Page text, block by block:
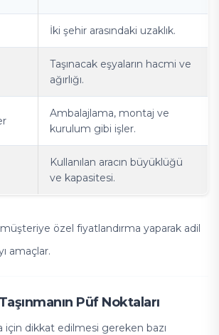
İki şehir arasındaki uzaklık.
Taşınacak eşyaların hacmi ve
ağırlığı.
Ambalajlama, montaj ve
kurulum gibi işler.
Kullanılan aracın büyüklüğü
ve kapasitesi.
özel fiyatlandırma yaparak adil
amaçlar.
Püf Noktaları
için dikkat edilmesi gereken bazı